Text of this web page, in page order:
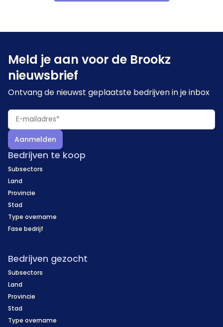
Meld je aan voor de Brookz
nieuwsbrief
Ontvang de nieuwst geplaatste bedrijven in je inbox
Aanmelden
Bedrijven te koop
Subsectors
Land
Provincie
Stad
Type overname
Fase bedrijf
Bedrijven gezocht
Subsectors
Land
Provincie
Stad
Type overname